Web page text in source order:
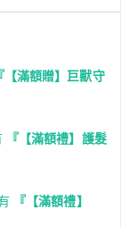
『【滿額贈】巨獸守
『【滿額禮】護髮
『【滿額禮】